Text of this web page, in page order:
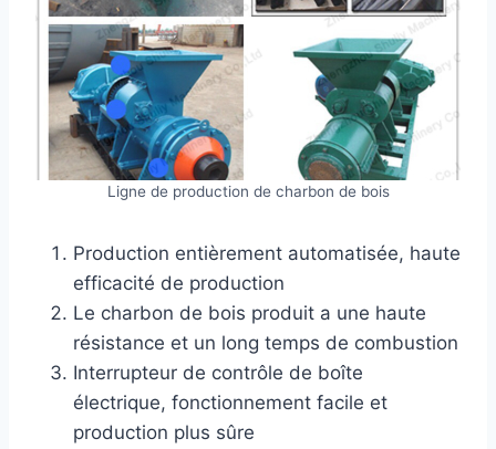
Ligne de production de charbon de bois
Production entièrement automatisée, haute
efficacité de production
Le charbon de bois produit a une haute
résistance et un long temps de combustion
Interrupteur de contrôle de boîte
électrique, fonctionnement facile et
production plus sûre